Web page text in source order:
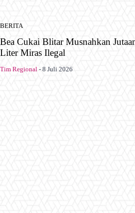
BERITA
Bea Cukai Blitar Musnahkan
Liter Miras Ilegal
Tim Regional - 8 Juli 2026